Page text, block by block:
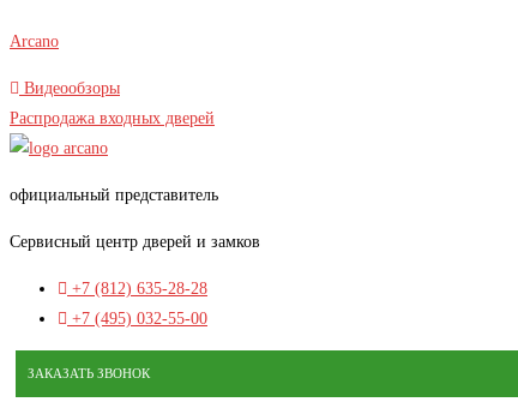
Перейти
содержимому
Arcano
Видеообзоры
Распродажа входных дверей
официальный представитель
Сервисный центр дверей и замков
+7 (812) 635-28-28
+7 (495) 032-55-00
ЗАКАЗАТЬ ЗВОНОК